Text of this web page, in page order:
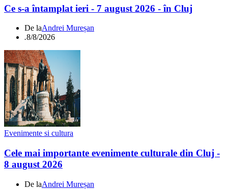
Ce s-a întamplat ieri - 7 august 2026 - în Cluj
De laAndrei Mureșan
.8/8/2026
Evenimente si cultura
Cele mai importante evenimente culturale din Cluj -
8 august 2026
De laAndrei Mureșan